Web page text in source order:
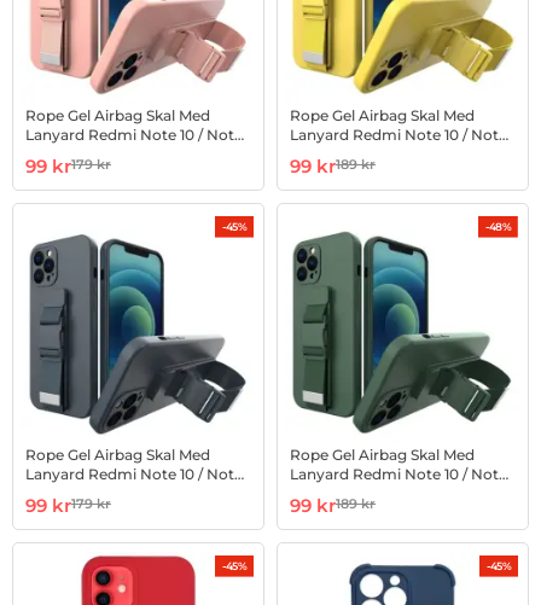
Rope Gel Airbag Skal Med
Lanyard Redmi Note 10 / Note
Art. nr 1002866879
rea pris
99 krtidigare pris
179 kr
Rope Gel Airbag Skal Med
Lanyard Redmi Note 10 / Note
Art. nr 1002866880
rea pris
99 krtidigare pris
189 kr
-45%
Rope Gel Airbag Skal Med
Lanyard Redmi Note 10 / Note
Art. nr 1002866881
rea pris
99 krtidigare pris
179 kr
-48%
Rope Gel Airbag Skal Med
Lanyard Redmi Note 10 / Note
Art. nr 1002866884
rea pris
99 krtidigare pris
189 kr
-45% -45%